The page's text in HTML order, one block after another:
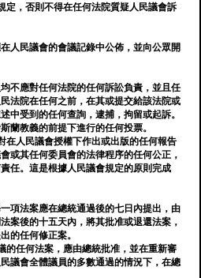
定，否則不得在任何法院質疑人民議會訴
人民議會的會議記錄中公佈，並向公眾開
不應對任何法院的任何訴訟負責，並且任
法院在任何之前，在其或提交給該法院或
中受到的任何查詢，逮捕，拘留或起訴。
蘭教義的前提下進行的任何投票。
在人民議會授權下作出或出版的任何報告
或其任何委員會的法律程序的任何公正，
任。這是根據人民議會規定的原則完成
項法案應在總統通過後的七日內提出，由
案後的十五天內，將其批准或退還法案，
的任何修正案。
的任何法案，應由總統批准，並在重新審
議會全體議員的多數通過的情況下，在總